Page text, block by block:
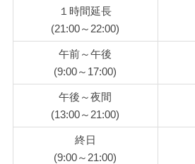
１時間延長
(21:00～22:00)
午前～午後
(9:00～17:00)
午後～夜間
(13:00～21:00)
終日
(9:00～21:00)